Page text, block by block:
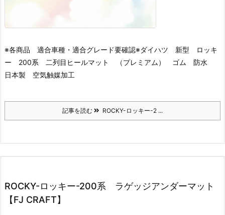
※各商品 適合車種・適合グレード要確認※ダイハツ 新型 ロッキ
ー 200系 二列目ヒールマット （プレミアム） ゴム 防水
日本製 空気触媒加工
記事を読む ROCKY-ロッキー-2 ...
ROCKY-ロッキー-200系 ラゲッジアンダーマット
【FJ CRAFT】